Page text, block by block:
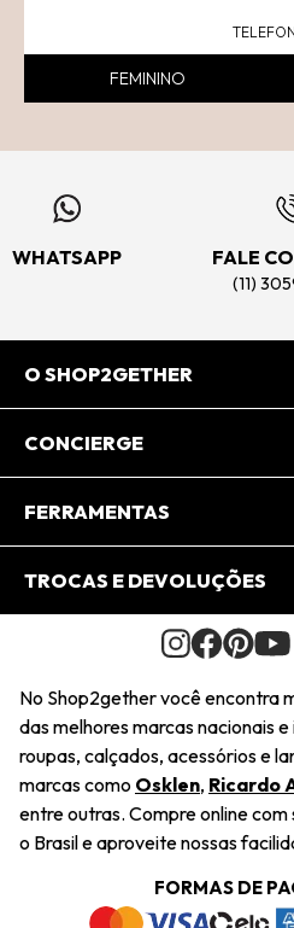
FEMININO
WHATSAPP FALE
(11)
O SHOP2GETHER
Sobre Nós
Journal
Saiu na Mídia
Sustentabilidade
Navegando
Termos e Condições
CONCIERGE
Central de Relacionamento
Regulamento e Promoções
FERRAMENTAS
Minha Conta
Pedido de Presente
Wishlist
TROCAS E DEVOLUÇÕES
Condições Gerais
Troca Fácil
Restituição de Pagamento
Dúvidas Frequentes
Termos e Condições
No Shop2gether você encontra
das melhores marcas nacionais
roupas, calçados, acessórios e
marcas como Osklen, Ricardo
entre outras. Compre online
o Brasil e aproveite nossas
FORMAS DE